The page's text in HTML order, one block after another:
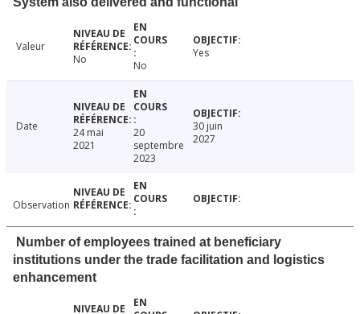
Valeur
No
No
Yes
Date
24 mai
2021
20
septembre
2023
30 juin
2027
Observation
Number of employees trained at beneficiary
institutions under the trade facilitation and logistics
enhancement